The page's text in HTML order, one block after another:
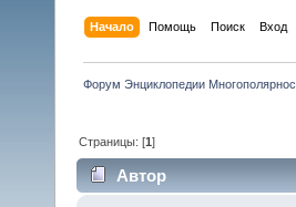
Начало Помощь Поиск Вход
Форум Энциклопедии
Страницы: [1]
Автор